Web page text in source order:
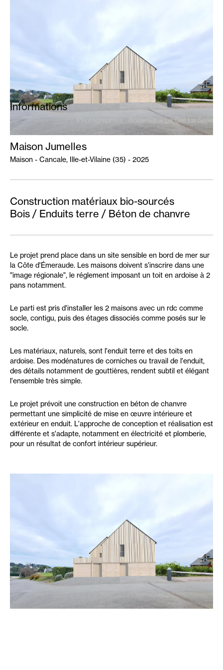
Informations
Photographies : Bodenez + Le Gal La Salle
Maison Jumelles
Maison - Cancale, Ille-et-Vilaine (35) - 2025
Construction matériaux bio-sourcés
Bois / Enduits terre / Béton de chanvre
Le projet prend place dans un site sensible en bord de mer sur
la Côte d'Émeraude. Les maisons doivent s'inscrire dans une
"image régionale", le réglement imposant un toit en ardoise à 2
pans notamment.
Le parti est pris d'installer les 2 maisons avec un rdc comme
socle, contigu, puis des étages dissociés comme posés sur le
socle.
Les matériaux, naturels, sont l'enduit terre et des toits en
ardoise. Des modénatures de corniches ou travail de l'enduit,
des détails notamment de gouttières, rendent subtil et élégant
l'ensemble très simple.
Le projet prévoit une construction en béton de chanvre
permettant une simplicité de mise en œuvre intérieure et
extérieur en enduit. L'approche de conception et réalisation est
différente et s'adapte, notamment en électricité et plomberie,
pour un résultat de confort intérieur supérieur.